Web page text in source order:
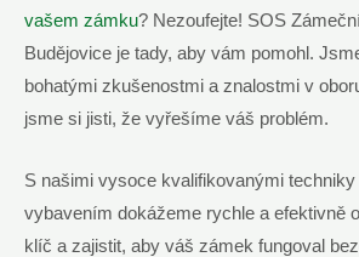
vašem zámku? Nezoufejte! SOS
Budějovice je tady, aby vám pomohl.
bohatými zkušenostmi a znalostmi v
jsme si jisti, že vyřešíme váš problém.
S našimi vysoce kvalifikovanými
vybavením dokážeme rychle a efektivně
klíč a zajistit, aby váš zámek fungoval